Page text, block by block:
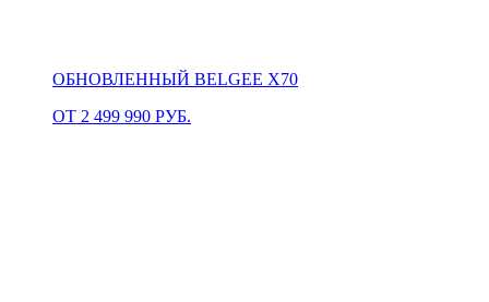
ОБНОВЛЕННЫЙ BELGEE X70
ОТ 2 499 990 РУБ.